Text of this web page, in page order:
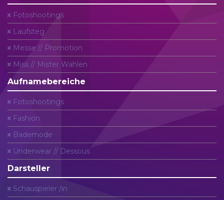
Fotoshootings
Laufsteg
Messe // Promotion
Miss // Mister Wahlen
Aufnamebereiche
Fotoshootings
Fashion
Bademode
Underwear // Dessous
Darsteller
Schauspieler /in